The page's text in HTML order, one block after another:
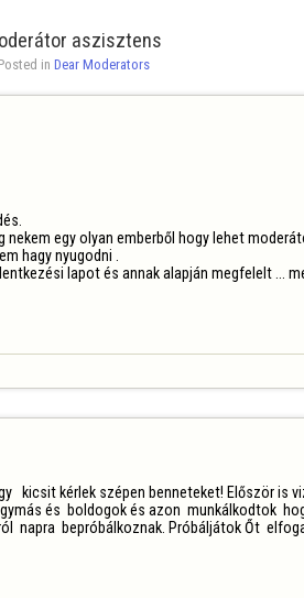
aszisztens
in Dear Moderators
egy olyan emberből hogy lehet
hagy nyugodni .
lapot és annak alapján megfelelt ...
kicsit kérlek szépen benneteket! Először
és  boldogok és azon  munkálkodtok
napra  bepróbálkoznak. Próbáljátok Őt